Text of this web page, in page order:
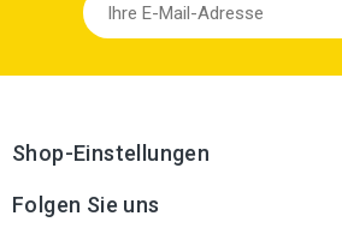
Shop-Einstellungen
Folgen Sie uns